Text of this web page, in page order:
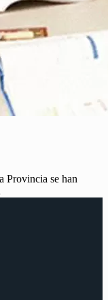
Provincia se han